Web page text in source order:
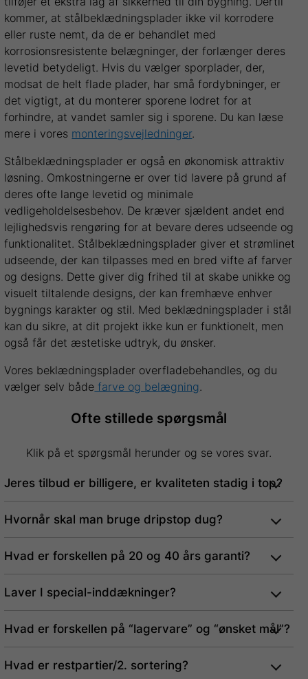
kommer, at stålbeklædningsplader ikke vil korrodere
eller ruste nemt, da de er behandlet med
korrosionsresistente belægninger, der forlænger deres
levetid betydeligt. Hvis du vælger sporplader, der,
modsat de helt flade plader, har små fordybninger, er
det vigtigt, at du monterer sporene lodret for at
forhindre, at vandet samler sig i sporene. Du kan læse
mere i vores monteringsvejledninger.
Stålbeklædningsplader er også en økonomisk attraktiv
løsning. Omkostningerne er over tid lavere på grund af
deres ofte lange levetid og minimale
vedligeholdelsesbehov. De kræver sjældent andet end
lejlighedsvis rengøring for at bevare deres udseende og
funktionalitet. Stålbeklædningsplader giver et strømlinet
udseende, der kan tilpasses med en bred vifte af farver
og designs. Dette giver dig frihed til at skabe unikke og
visuelt tiltalende designs, der kan fremhæve enhver
bygnings karakter og stil. Med beklædningsplader i stål
kan du sikre, at dit projekt ikke kun er funktionelt, men
også får det æstetiske udtryk, du ønsker.
Vores beklædningsplader overfladebehandles, og du
vælger selv både farve og belægning.
Ofte stillede spørgsmål
Klik på et spørgsmål herunder og se vores svar.
Jeres tilbud er billigere, er kvaliteten stadig i top?
Hvornår skal man bruge dripstop dug?
Hvad er forskellen på 20 og 40 års garanti?
Laver I special-inddækninger?
Hvad er forskellen på “lagervare” og “ønsket mål”?
Hvad er restpartier/2. sortering?